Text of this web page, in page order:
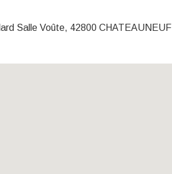
Salle Voûte, 42800 CHATEAUNEUF